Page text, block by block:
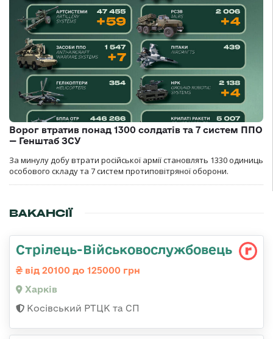
Ворог втратив понад 1300 солдатів та 7 систем ППО
— Генштаб ЗСУ
За минулу добу втрати російської армії становлять 1330 одиниць
особового складу та 7 систем протиповітряної оборони.
ВАКАНСІЇ
Стрілець-Військовослужбовець
від 20100 до 125000 грн
Харків
Косівський РТЦК та СП